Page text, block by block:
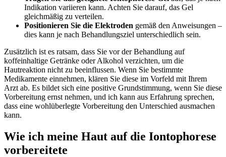
Indikation variieren kann. Achten Sie‌ darauf, das Gel
gleichmäßig zu verteilen.
Positionieren Sie die ⁢Elektroden ⁤gemäß den Anweisungen –
dies kann je ‍nach Behandlungsziel unterschiedlich⁣ sein.
Zusätzlich ist es ‌ratsam, dass Sie ‍vor⁢ der Behandlung auf
koffeinhaltige Getränke oder‌ Alkohol⁤ verzichten,⁤ um die
Hautreaktion nicht zu ​beeinflussen. Wenn Sie‌ bestimmte
Medikamente einnehmen, klären Sie diese⁣ im Vorfeld ⁢mit⁢ Ihrem
Arzt ab. Es ‌bildet sich eine ⁤positive Grundstimmung, wenn Sie⁤ diese
Vorbereitung ⁤ernst ​nehmen, und ich kann aus ⁢Erfahrung ⁣sprechen,
dass eine wohlüberlegte Vorbereitung‌ den Unterschied ausmachen
kann.
Wie ich meine ⁣Haut auf die Iontophorese
vorbereitete